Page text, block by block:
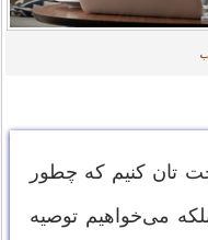
تان کنیم که چطور
می‌خواهیم توصیه